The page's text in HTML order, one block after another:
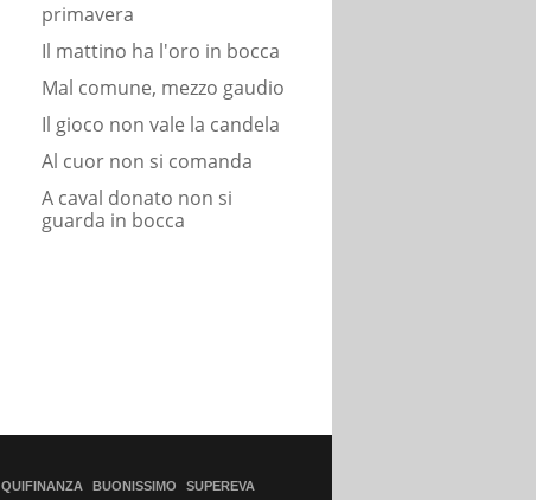
primavera
Il mattino ha l'oro in bocca
Mal comune, mezzo gaudio
Il gioco non vale la candela
Al cuor non si comanda
A caval donato non si
guarda in bocca
QUIFINANZA BUONISSIMO SUPEREVA